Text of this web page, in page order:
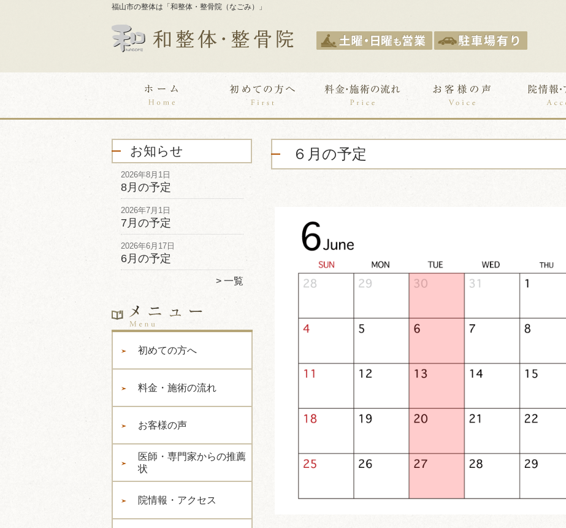
福山市の整体は「和整体・整骨院（なごみ）」
お知らせ
2026年8月1日
8月の予定
2026年7月1日
7月の予定
2026年6月17日
6月の予定
一覧
初めての方へ
料金・施術の流れ
お客様の声
医師・専門家からの推薦
状
院情報・アクセス
６月の予定